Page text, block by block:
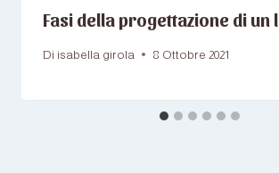
Fasi della progettazione di un
Di isabella girola 8 Ottobre 2021